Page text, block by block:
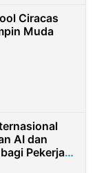
Ciracas
Muda
AI dan
Pekerja